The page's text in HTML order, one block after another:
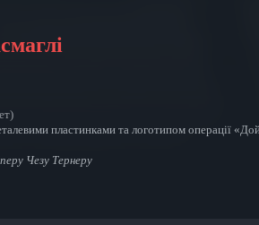
пластинками та логотипом операції
Чезу Тернеру